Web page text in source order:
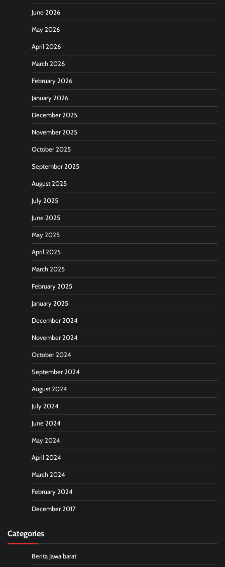
June 2026
May 2026
April 2026
March 2026
February 2026
January 2026
December 2025
November 2025
October 2025
September 2025
August 2025
July 2025
June 2025
May 2025
April 2025
March 2025
February 2025
January 2025
December 2024
November 2024
October 2024
September 2024
August 2024
July 2024
June 2024
May 2024
April 2024
March 2024
February 2024
December 2017
Categories
Berita Jawa barat